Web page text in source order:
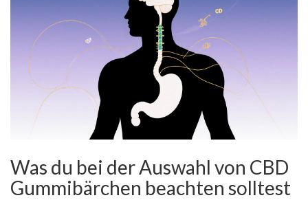
Was du bei der Auswahl von CBD
Gummibärchen beachten solltest